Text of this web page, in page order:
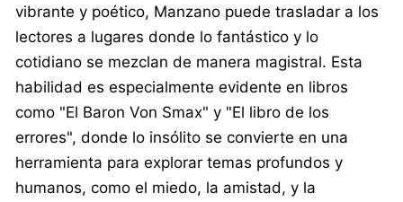
vibrante y poético, Manzano puede trasladar a los
lectores a lugares donde lo fantástico y lo
cotidiano se mezclan de manera magistral. Esta
habilidad es especialmente evidente en libros
como "El Baron Von Smax" y "El libro de los
errores", donde lo insólito se convierte en una
herramienta para explorar temas profundos y
humanos, como el miedo, la amistad, y la